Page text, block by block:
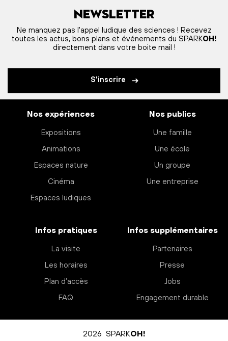
Newsletter
Ne manquez pas l'appel ludique des sciences ! Recevez
toutes les actus, bons plans et événements du SPARKOH!
directement dans votre boite mail !
S'inscrire
Nos expériences
Expositions
Animations
Espaces nature
Cinéma
Espaces ludiques
Nos publics
Une famille
Une école
Un groupe
Une entreprise
Infos pratiques
La visite
Les horaires
Plan d’accès
FAQ
Infos supplémentaires
Partenaires
Presse
Jobs
Engagement durable
2026 SPARKOH!